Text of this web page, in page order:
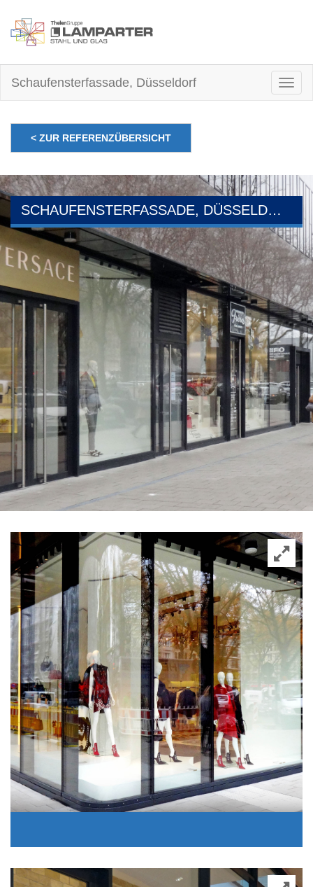
Schaufensterfassade, Düsseldorf
< ZUR REFERENZÜBERSICHT
SCHAUFENSTERFASSADE, DÜSSELDORF